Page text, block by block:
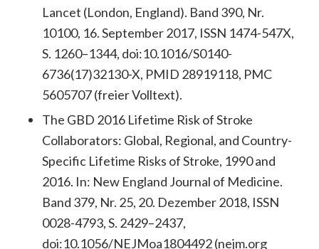
Lancet (London, England). Band 390, Nr.
10100, 16. September 2017, ISSN 1474-547X,
S. 1260–1344, doi:10.1016/S0140-
6736(17)32130-X, PMID 28919118, PMC
5605707 (freier Volltext).
The GBD 2016 Lifetime Risk of Stroke
Collaborators: Global, Regional, and Country-
Specific Lifetime Risks of Stroke, 1990 and
2016. In: New England Journal of Medicine.
Band 379, Nr. 25, 20. Dezember 2018, ISSN
0028-4793, S. 2429–2437,
doi:10.1056/NEJMoa1804492 (nejm.org